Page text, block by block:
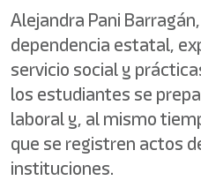
Alejandra Pani
dependencia estatal,
servicio social y
los estudiantes se
laboral y, al mismo
que se registren actos
instituciones.